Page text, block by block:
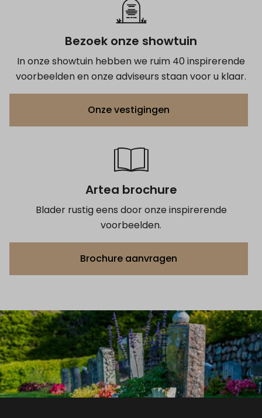
Bezoek onze showtuin
In onze showtuin hebben we ruim 40 inspirerende
voorbeelden en onze adviseurs staan voor u klaar.
Onze vestigingen
Artea brochure
Blader rustig eens door onze inspirerende
voorbeelden.
Brochure aanvragen